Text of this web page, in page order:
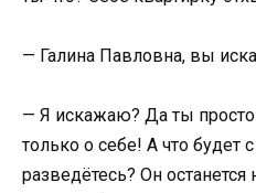
— Галина Павловна, вы
— Я искажаю? Да ты
только о себе! А что
разведётесь? Он останется